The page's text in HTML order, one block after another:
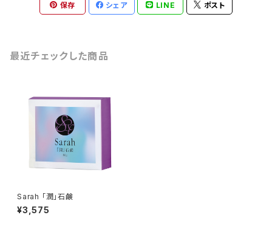
保存 シェア LINE ポスト
最近チェックした商品
Sarah 「潤」石鹸
¥3,575